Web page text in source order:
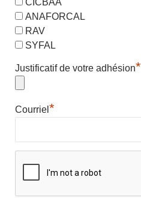
CICBAA
ANAFORCAL
RAV
SYFAL
Justificatif de votre adhésion*
Courriel *